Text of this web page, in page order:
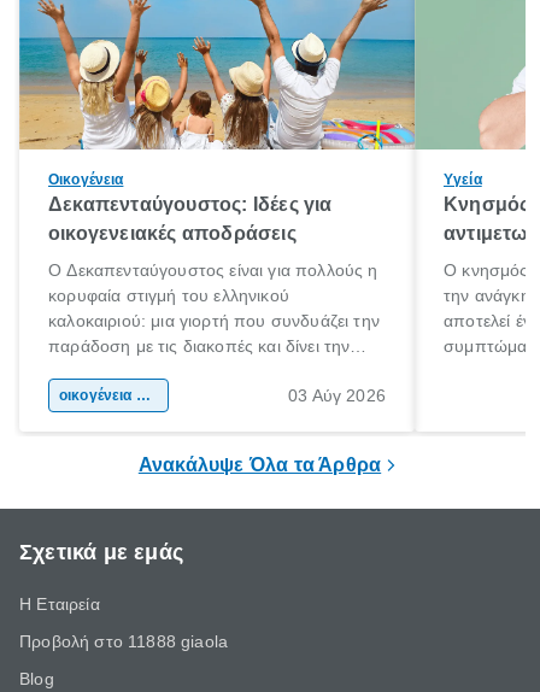
Οικογένεια
Δεκαπενταύγουστος: Ιδέες για
οικογενειακές αποδράσεις
Ο Δεκαπενταύγουστος είναι για πολλούς η
κορυφαία στιγμή του ελληνικού
καλοκαιριού: μια γιορτή που συνδυάζει την
παράδοση με τις διακοπές και δίνει την
χώρας. Είτε πρόκειται για λίγες μέρες
οικογένεια & παιδί 03 Αύγ 2026
Υγεία
Κνησμός:
Ο κνησμός
την ανάγκη
αποτελεί
Ανακάλυψε Όλα τα Άρθρα
Σχετικά με εμάς
Η Εταιρεία
Προβολή στο 11888 giaola
Blog